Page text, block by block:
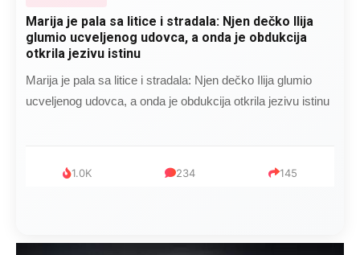
Marija je pala sa litice i stradala: Njen dečko Ilija
glumio ucveljenog udovca, a onda je obdukcija
otkrila jezivu istinu
Marija je pala sa litice i stradala: Njen dečko Ilija glumio
ucveljenog udovca, a onda je obdukcija otkrila jezivu istinu
1.0K 234 145